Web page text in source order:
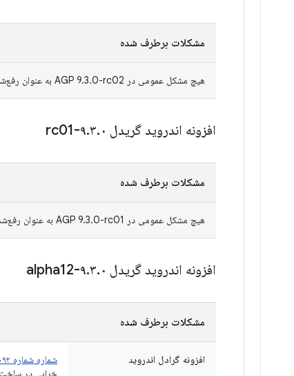
مشکلات برطرف شده
هیچ مشکل عمومی در AGP 9.3.0-rc02 به عنوان رفع‌شده علامت‌گذاری نشده است.
افزونه اندروید گریدل ۹ .۳.۰-rc01
مشکلات برطرف شده
هیچ مشکل عمومی در AGP 9.3.0-rc01 به عنوان رفع‌شده علامت‌گذاری نشده است.
افزونه اندروید گریدل ۹ .۳.۰-alpha12
مشکلات برطرف شده
افزونه گرادل اندروید
شماره شماره ۴۸۳۸۵۳۰۹۲